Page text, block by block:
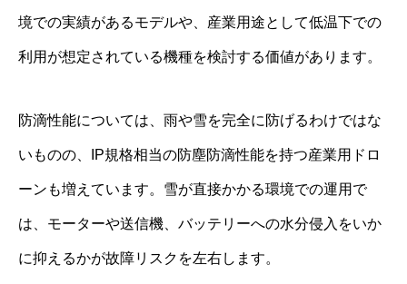
境での実績があるモデルや、産業用途として低温下での
利用が想定されている機種を検討する価値があります。
防滴性能については、雨や雪を完全に防げるわけではな
いものの、IP規格相当の防塵防滴性能を持つ産業用ドロ
ーンも増えています。雪が直接かかる環境での運用で
は、モーターや送信機、バッテリーへの水分侵入をいか
に抑えるかが故障リスクを左右します。